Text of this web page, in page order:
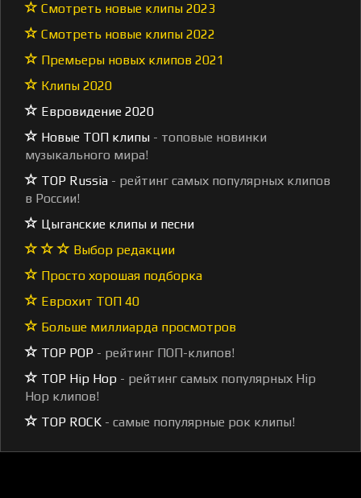
Смотреть новые клипы 2023
Смотреть новые клипы 2022
Премьеры новых клипов 2021
Клипы 2020
Евровидение 2020
Новые ТОП клипы - топовые новинки
музыкального мира!
TOP Russia - рейтинг самых популярных клипов
в России!
Цыганские клипы и песни
Выбор редакции
Просто хорошая подборка
Еврохит ТОП 40
Больше миллиарда просмотров
TOP POP - рейтинг ПОП-клипов!
TOP Hip Hop - рейтинг самых популярных Hip
Hop клипов!
TOP ROCK - самые популярные рок клипы!